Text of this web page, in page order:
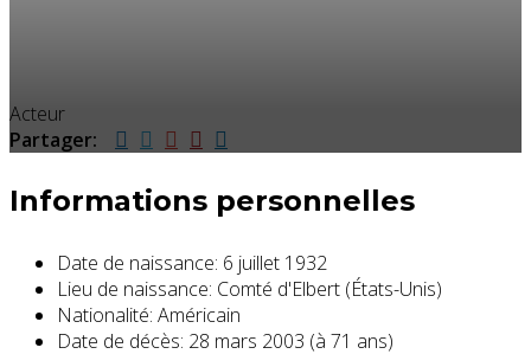
Acteur
Partager:
Informations personnelles
Date de naissance: 6 juillet 1932
Lieu de naissance: Comté d'Elbert (États-Unis)
Nationalité: Américain
Date de décès: 28 mars 2003 (à 71 ans)